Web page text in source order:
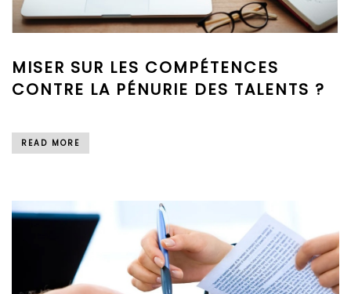
MISER SUR LES COMPÉTENCES
CONTRE LA PÉNURIE DES TALENTS ?
READ MORE